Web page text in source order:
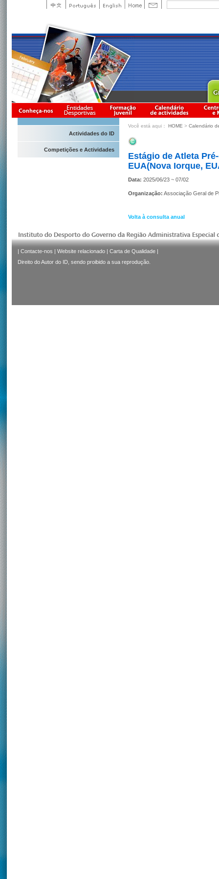
Actividades do ID
Competições e Actividades
Você está aqui： HOME > Calendário
Estágio de Atleta
EUA(Nova Iorque,
Data: 2025/06/23 ~ 07/02
Organização: Associação Geral de
Volta à consulta anual
| Contacte-nos | Website relacionado | Carta de Qualidade |
Direito do Autor do ID, sendo proibido a sua reprodução.